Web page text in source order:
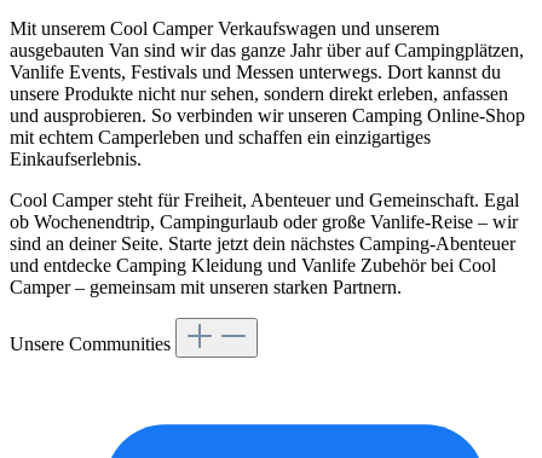
Mit unserem Cool Camper Verkaufswagen und unserem
ausgebauten Van sind wir das ganze Jahr über auf Campingplätzen,
Vanlife Events, Festivals und Messen unterwegs. Dort kannst du
unsere Produkte nicht nur sehen, sondern direkt erleben, anfassen
und ausprobieren. So verbinden wir unseren Camping Online-Shop
mit echtem Camperleben und schaffen ein einzigartiges
Einkaufserlebnis.
Cool Camper steht für Freiheit, Abenteuer und Gemeinschaft. Egal
ob Wochenendtrip, Campingurlaub oder große Vanlife-Reise – wir
sind an deiner Seite. Starte jetzt dein nächstes Camping-Abenteuer
und entdecke Camping Kleidung und Vanlife Zubehör bei Cool
Camper – gemeinsam mit unseren starken Partnern.
Unsere Communities